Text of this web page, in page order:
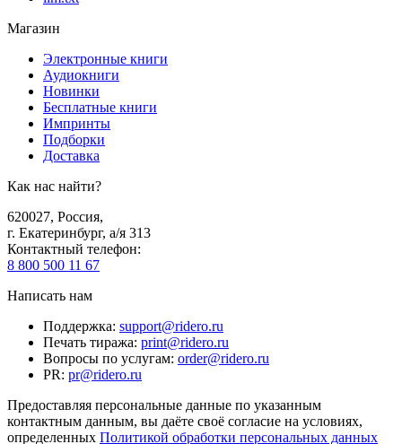
Магазин
Электронные книги
Аудиокниги
Новинки
Бесплатные книги
Импринты
Подборки
Доставка
Как нас найти?
620027, Россия,
г. Екатеринбург, а/я 313
Контактный телефон:
8 800 500 11 67
Написать нам
Поддержка: support@ridero.ru
Печать тиража: print@ridero.ru
Вопросы по услугам: order@ridero.ru
PR: pr@ridero.ru
Предоставляя персональные данные по указанным
контактным данным, вы даёте своё согласие на условиях,
определенных Политикой обработки персональных данных